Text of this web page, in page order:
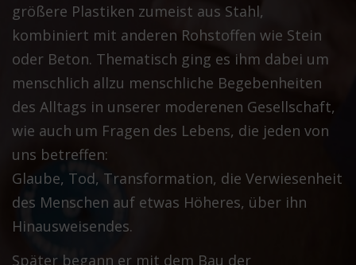
größere Plastiken zumeist aus Stahl,
kombiniert mit anderen Rohstoffen wie Stein
oder Beton. Thematisch ging es ihm dabei um
menschlich allzu menschliche Begebenheiten
des Alltags in unserer moderenen Gesellschaft,
wie auch um Fragen des Lebens, die jeden von
uns betreffen:
Glaube, Tod, Transformation, die Verwiesenheit
des Menschen auf etwas Höheres, über ihn
Hinausweisendes.
Später begann er mit dem Bau der